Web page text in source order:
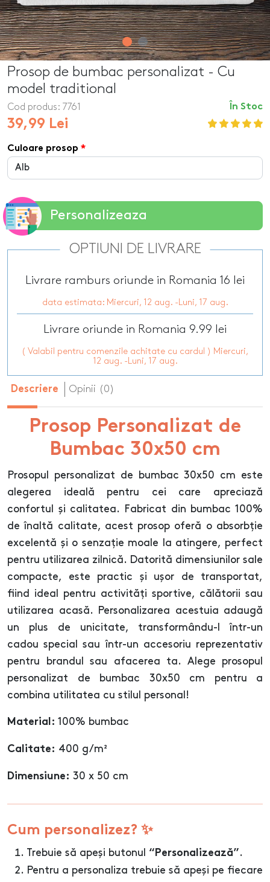
Prosop de bumbac personalizat - Cu
model traditional
În Stoc
Cod produs: 7761
39,99 Lei
Culoare prosop
Personalizeaza
OPTIUNI DE LIVRARE
Livrare ramburs oriunde in Romania 16 lei
data estimata: Miercuri, 12 aug. -Luni, 17 aug.
Livrare oriunde in Romania 9.99 lei
( Valabil pentru comenzile achitate cu cardul ) Miercuri,
12 aug. -Luni, 17 aug.
Descriere Opinii (0)
Prosop Personalizat de
Bumbac 30x50 cm
Prosopul personalizat de bumbac 30x50 cm este
alegerea ideală pentru cei care apreciază
confortul și calitatea. Fabricat din bumbac 100%
de înaltă calitate, acest prosop oferă o absorbție
excelentă și o senzație moale la atingere, perfect
pentru utilizarea zilnică. Datorită dimensiunilor sale
compacte, este practic și ușor de transportat,
fiind ideal pentru activități sportive, călătorii sau
utilizarea acasă. Personalizarea acestuia adaugă
un plus de unicitate, transformându-l într-un
cadou special sau într-un accesoriu reprezentativ
pentru brandul sau afacerea ta. Alege prosopul
personalizat de bumbac 30x50 cm pentru a
combina utilitatea cu stilul personal!
Material: 100% bumbac
Calitate: 400 g/m²
Dimensiune: 30 x 50 cm
Cum personalizez? ✨
Trebuie să apeși butonul “Personalizează” .
Pentru a personaliza trebuie să apeși pe fiecare